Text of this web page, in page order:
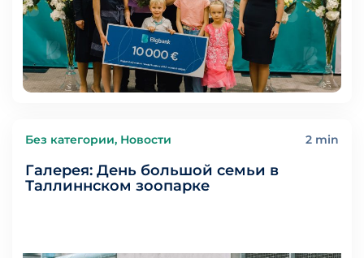
Без категории, Новости 2 min
Галерея: День большой семьи в
Таллиннском зоопарке